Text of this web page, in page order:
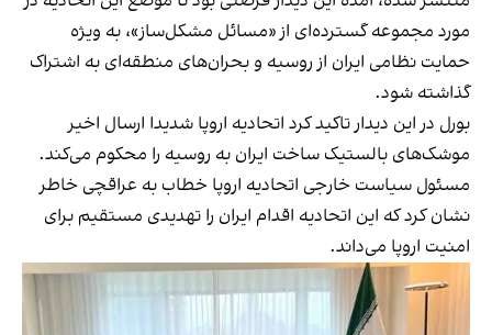
مورد مجموعه‌ گسترده‌ای از «مسائل مشکل‌ساز»، به ویژه
حمایت نظامی ایران از روسیه و بحران‌های منطقه‌ای به اشتراک
گذاشته شود.
بورل در این دیدار تاکید کرد اتحادیه اروپا شدیدا ارسال اخیر
موشک‌های بالستیک ساخت ایران به روسیه را محکوم می‌کند.
مسئول سیاست خارجی اتحادیه‌ اروپا خطاب به عراقچی خاطر
نشان کرد که این اتحادیه اقدام ایران را تهدیدی مستقیم برای
امنیت اروپا می‌داند.